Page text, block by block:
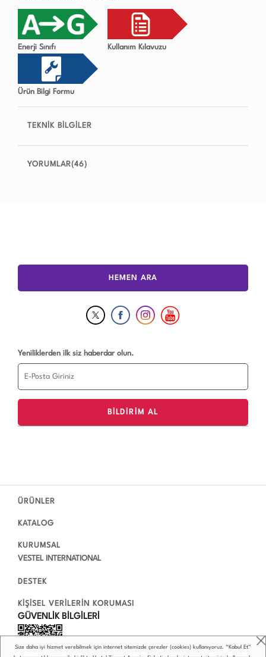
Enerji Sınıfı Kullanım Kılavuzu
Ürün Bilgi Formu
TEKNİK BİLGİLER
YORUMLAR(46)
Size daha iyi hizmet verebilmek için internet sitemizde çerezler (cookies) kullanıyoruz. “Kabul Et”
HEMEN ARA
Yeniliklerden ilk siz haberdar olun.
ÜRÜNLER
KATALOG
KURUMSAL
VESTEL INTERNATIONAL
DESTEK
KİŞİSEL VERİLERİN KORUMASI
GÜVENLİK BİLGİLERİ